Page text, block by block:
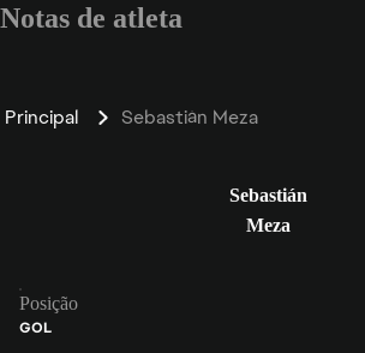
Notas de atleta
Principal Sebastián Meza
Sebastián
Meza
Posição
GOL